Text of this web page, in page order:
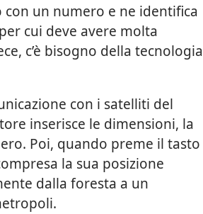
un numero e ne identifica
cui deve avere molta
c’è bisogno della tecnologia
con i satelliti del
inserisce le dimensioni, la
Poi, quando preme il tasto
la sua posizione
dalla foresta a un